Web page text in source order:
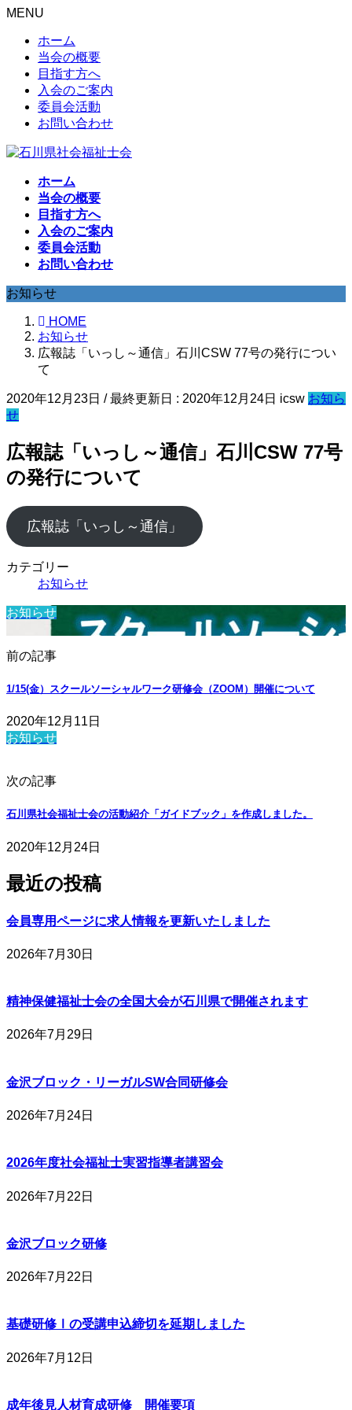
MENU
ホーム
当会の概要
目指す方へ
入会のご案内
委員会活動
お問い合わせ
ホーム
当会の概要
目指す方へ
入会のご案内
委員会活動
お問い合わせ
お知らせ
HOME
お知らせ
広報誌「いっし～通信」石川CSW 77号の発行につい
て
2020年12月23日 / 最終更新日 : 2020年12月24日 icsw お知ら
せ
広報誌「いっし～通信」石川CSW 77号
の発行について
広報誌「いっし～通信」
カテゴリー
お知らせ
お知らせ
前の記事
1/15(金）スクールソーシャルワーク研修会（ZOOM）開催について
2020年12月11日
お知らせ
次の記事
石川県社会福祉士会の活動紹介「ガイドブック」を作成しました。
2020年12月24日
最近の投稿
会員専用ページに求人情報を更新いたしました
2026年7月30日
精神保健福祉士会の全国大会が石川県で開催されます
2026年7月29日
金沢ブロック・リーガルSW合同研修会
2026年7月24日
2026年度社会福祉士実習指導者講習会
2026年7月22日
金沢ブロック研修
2026年7月22日
基礎研修Ⅰの受講申込締切を延期しました
2026年7月12日
成年後見人材育成研修 開催要項